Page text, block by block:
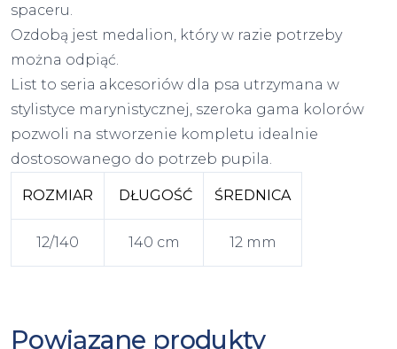
spaceru.
Ozdobą jest medalion, który w razie potrzeby
można odpiąć.
List to seria akcesoriów dla psa utrzymana w
stylistyce marynistycznej, szeroka gama kolorów
pozwoli na stworzenie kompletu idealnie
dostosowanego do potrzeb pupila.
ROZMIAR DŁUGOŚĆ ŚREDNICA
12/140 140 cm 12 mm
Powiązane produkty